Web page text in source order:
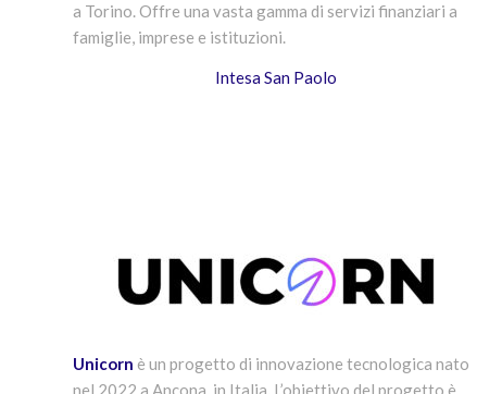
a Torino. Offre una vasta gamma di servizi finanziari a
famiglie, imprese e istituzioni.
Intesa San Paolo
Unicorn è un progetto di innovazione tecnologica nato
nel 2022 a Ancona, in Italia. L’obiettivo del progetto è